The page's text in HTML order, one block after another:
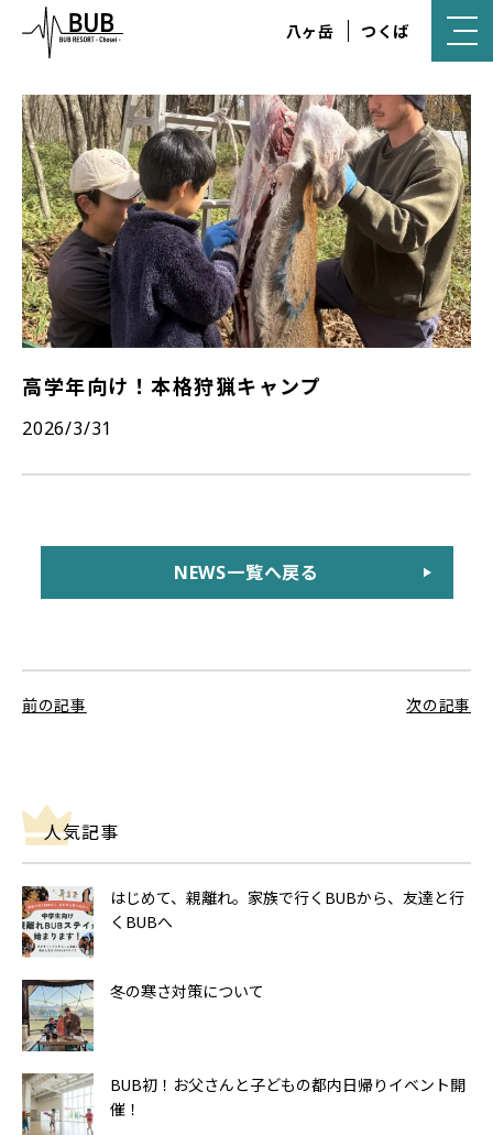
八ヶ岳 つくば
高学年向け！本格狩猟キャンプ
2026/3/31
NEWS一覧へ戻る
前の記事 次の記事
人気記事
はじめて、親離れ。家族で行くBUBから、友達と行
くBUBへ
冬の寒さ対策について
BUB初！お父さんと子どもの都内日帰りイベント開
催！